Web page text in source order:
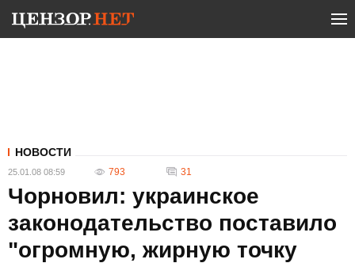
НОВОСТИ
25.01.08 08:59 793 31
Чорновил: украинское
законодательство поставило
"огромную, жирную точку